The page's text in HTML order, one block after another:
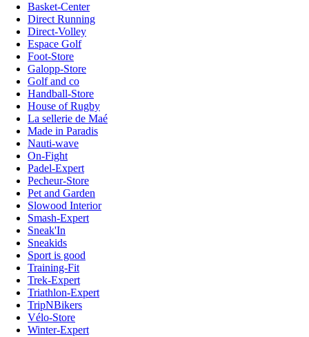
Basket-Center
Direct Running
Direct-Volley
Espace Golf
Foot-Store
Galopp-Store
Golf and co
Handball-Store
House of Rugby
La sellerie de Maé
Made in Paradis
Nauti-wave
On-Fight
Padel-Expert
Pecheur-Store
Pet and Garden
Slowood Interior
Smash-Expert
Sneak'In
Sneakids
Sport is good
Training-Fit
Trek-Expert
Triathlon-Expert
TripNBikers
Vélo-Store
Winter-Expert